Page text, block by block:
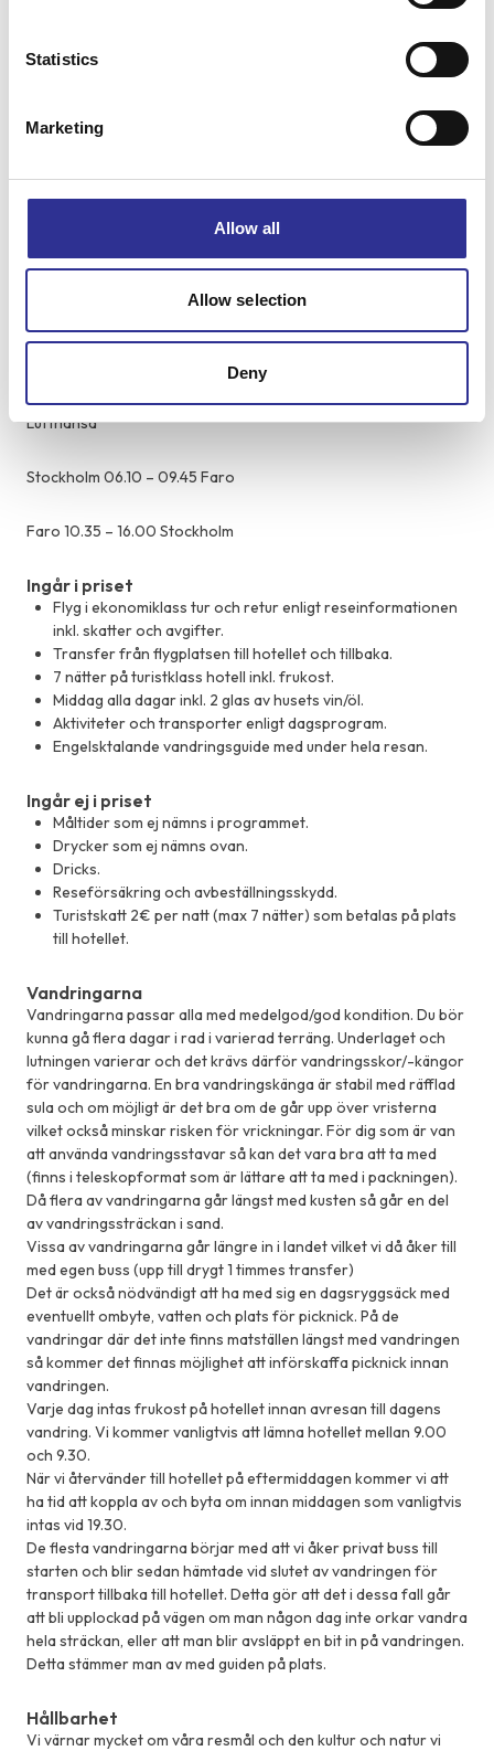
Statistics
Marketing
Allow all
Allow selection
Deny
Vandringarna och ordningen på dem är exempel och kan
gå upp till ca 18 km i kuperad terräng, oftast flera dagar i rad.
God kondition krävs samt viss vandringsvana är att föredra.
Vissa vandringssträckor är i sand.
Mer info om olika svårighetsgrader:Läs här
Flygbolag: SAS, Norwegian, Ryanair, Brussels Airlines, KLM,
Lufthansa
Stockholm 06.10 – 09.45 Faro
Faro 10.35 – 16.00 Stockholm
Ingår i priset
Flyg i ekonomiklass tur och retur enligt reseinformationen
inkl. skatter och avgifter.
Transfer från flygplatsen till hotellet och tillbaka.
7 nätter på turistklass hotell inkl. frukost.
Middag alla dagar inkl. 2 glas av husets vin/öl.
Aktiviteter och transporter enligt dagsprogram.
Engelsktalande vandringsguide med under hela resan.
Ingår ej i priset
Måltider som ej nämns i programmet.
Drycker som ej nämns ovan.
Dricks.
Reseförsäkring och avbeställningsskydd.
Turistskatt 2€ per natt (max 7 nätter) som betalas på plats
till hotellet.
Vandringarna
Vandringarna passar alla med medelgod/god kondition. Du bör
kunna gå flera dagar i rad i varierad terräng. Underlaget och
lutningen varierar och det krävs därför vandringsskor/-kängor
för vandringarna. En bra vandringskänga är stabil med räfflad
sula och om möjligt är det bra om de går upp över vristerna
vilket också minskar risken för vrickningar. För dig som är van
att använda vandringsstavar så kan det vara bra att ta med
(finns i teleskopformat som är lättare att ta med i packningen).
Då flera av vandringarna går längst med kusten så går en del
av vandringssträckan i sand.
Vissa av vandringarna går längre in i landet vilket vi då åker till
med egen buss (upp till drygt 1 timmes transfer)
Det är också nödvändigt att ha med sig en dagsryggsäck med
eventuellt ombyte, vatten och plats för picknick. På de
vandringar där det inte finns matställen längst med vandringen
så kommer det finnas möjlighet att införskaffa picknick innan
vandringen.
Varje dag intas frukost på hotellet innan avresan till dagens
vandring. Vi kommer vanligtvis att lämna hotellet mellan 9.00
och 9.30.
När vi återvänder till hotellet på eftermiddagen kommer vi att
ha tid att koppla av och byta om innan middagen som vanligtvis
intas vid 19.30.
De flesta vandringarna börjar med att vi åker privat buss till
starten och blir sedan hämtade vid slutet av vandringen för
transport tillbaka till hotellet. Detta gör att det i dessa fall går
att bli upplockad på vägen om man någon dag inte orkar vandra
hela sträckan, eller att man blir avsläppt en bit in på vandringen.
Detta stämmer man av med guiden på plats.
Hållbarhet
Vi värnar mycket om våra resmål och den kultur och natur vi